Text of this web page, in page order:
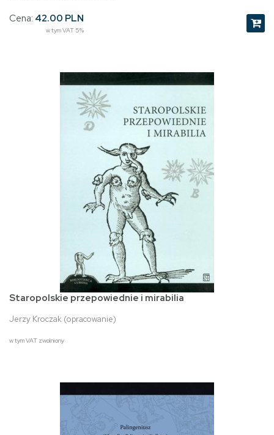
Cena: 42.00 PLN
w tym VAT 5%
Staropolskie przepowiednie i mirabilia
Jerzy Kroczak (opracowanie)
w tym VAT zwolniony